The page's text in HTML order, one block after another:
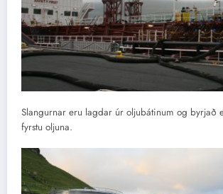
Slangurnar eru lagdar úr oljubátinum og byrjað
fyrstu oljuna.